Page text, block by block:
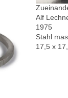
Alf
1975
Stahl
17,5 x